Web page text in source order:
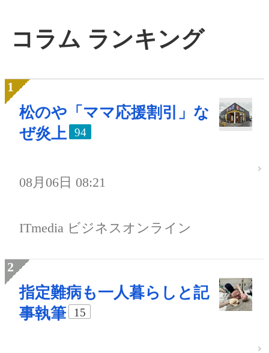
コラム ランキング
松のや「ママ応援割引」な
ぜ炎上
94
08月06日 08:21
ITmedia ビジネスオンライン
指定難病も一人暮らしと記
事執筆
15